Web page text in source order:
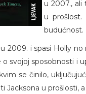
u 2007.,
u
budućnost.
2009. i spasi Holly
svojoj sposobnosti i
se činilo,
Jacksona u